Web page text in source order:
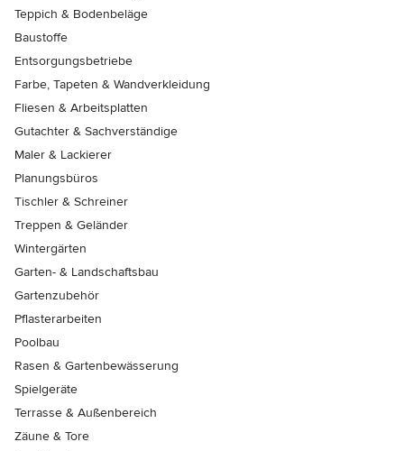
Teppich & Bodenbeläge
Baustoffe
Entsorgungsbetriebe
Farbe, Tapeten & Wandverkleidung
Fliesen & Arbeitsplatten
Gutachter & Sachverständige
Maler & Lackierer
Planungsbüros
Tischler & Schreiner
Treppen & Geländer
Wintergärten
Garten- & Landschaftsbau
Gartenzubehör
Pflasterarbeiten
Poolbau
Rasen & Gartenbewässerung
Spielgeräte
Terrasse & Außenbereich
Zäune & Tore